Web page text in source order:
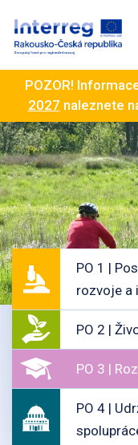
POZOR!
2027 naleznete
PO 1 |
rozvoje a
PO 2 |
PO 3 |
PO 4 |